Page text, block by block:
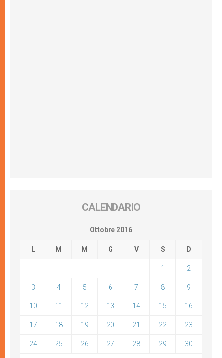
CALENDARIO
Ottobre 2016
L M M G V S D
1 2
3 4 5 6 7 8 9
10 11 12 13 14 15 16
17 18 19 20 21 22 23
24 25 26 27 28 29 30